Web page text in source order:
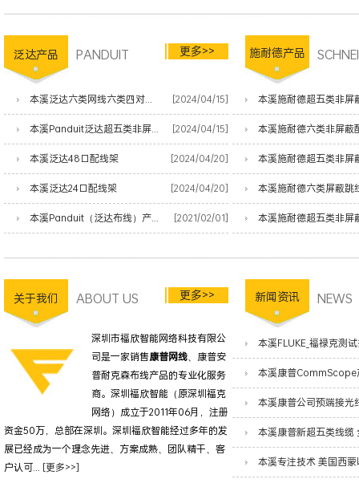
泛达产品 PANDUIT 更多>>
本溪泛达六类网线六类四对非屏蔽双绞线 [2024/04/15]
本溪Panduit泛达超五类非屏蔽网线 [2024/04/15]
本溪泛达48口配线架 [2024/04/20]
本溪泛达24口配线架 [2024/04/20]
本溪Panduit（泛达布线）产品清单 [2021/02/01]
施耐德产品
本溪施耐德超五类非屏
本溪施耐德六类非屏蔽
本溪施耐德超五类非屏
本溪施耐德六类屏蔽跳
本溪施耐德超五类非屏
关于我们 ABOUT US 更多>>
深圳市福欣智能网络科技有限公
司是一家销售康普网线、康普安
普耐克森布线产品的专业化服务
商。深圳福欣智能（原深圳福克
网络）成立于2011年06月，注册
资金50万，总部在深圳。深圳福欣智能经过多年的发
展已经成为一个理念先进、方案成熟、团队精干、客
户认可... [更多>>]
新闻资讯 NEWS